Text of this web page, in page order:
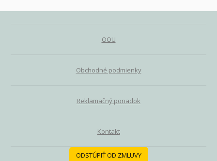
OOU
Obchodné podmienky
Reklamačný poriadok
Kontakt
ODSTÚPIŤ OD ZMLUVY